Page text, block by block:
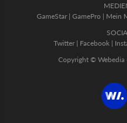
GameStar| GamePro | Mein
Twitter | Facebook |
Copyright © Webedia